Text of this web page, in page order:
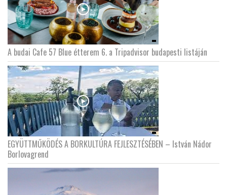
A budai Cafe 57 Blue étterem 6. a Tripadvisor budapesti listáján
EGYÜTTMŰKÖDÉS A BORKULTÚRA FEJLESZTÉSÉBEN – István Nádor
Borlovagrend